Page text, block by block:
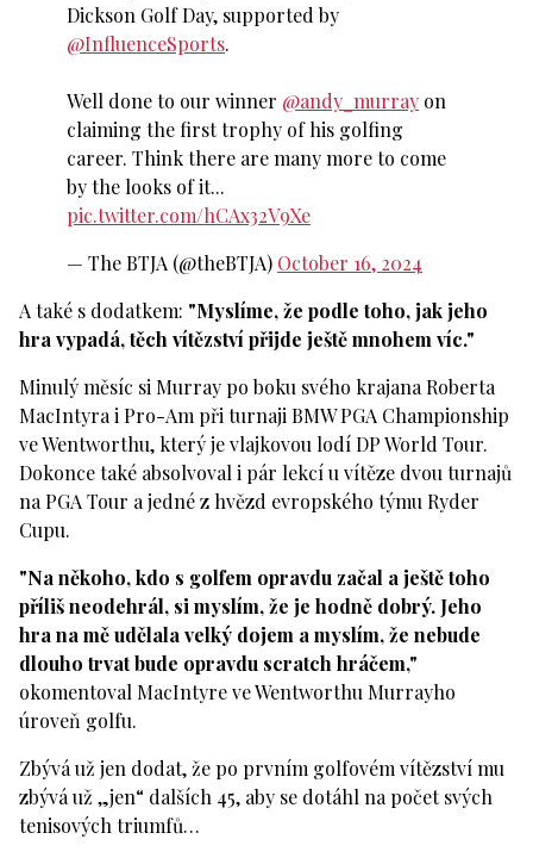
Dickson Golf Day, supported by
@InfluenceSports.
Well done to our winner @andy_murray on
claiming the first trophy of his golfing
career. Think there are many more to come
by the looks of it...
pic.twitter.com/hCAx32V9Xe
— The BTJA (@theBTJA) October 16, 2024
A také s dodatkem: "Myslíme, že podle toho, jak jeho
hra vypadá, těch vítězství přijde ještě mnohem víc."
Minulý měsíc si Murray po boku svého krajana Roberta
MacIntyra i Pro-Am při turnaji BMW PGA Championship
ve Wentworthu, který je vlajkovou lodí DP World Tour.
Dokonce také absolvoval i pár lekcí u vítěze dvou turnajů
na PGA Tour a jedné z hvězd evropského týmu Ryder
Cupu.
"Na někoho, kdo s golfem opravdu začal a ještě toho
příliš neodehrál, si myslím, že je hodně dobrý. Jeho
hra na mě udělala velký dojem a myslím, že nebude
dlouho trvat bude opravdu scratch hráčem,"
okomentoval MacIntyre ve Wentworthu Murrayho
úroveň golfu.
Zbývá už jen dodat, že po prvním golfovém vítězství mu
zbývá už „jen“ dalších 45, aby se dotáhl na počet svých
tenisových triumfů…